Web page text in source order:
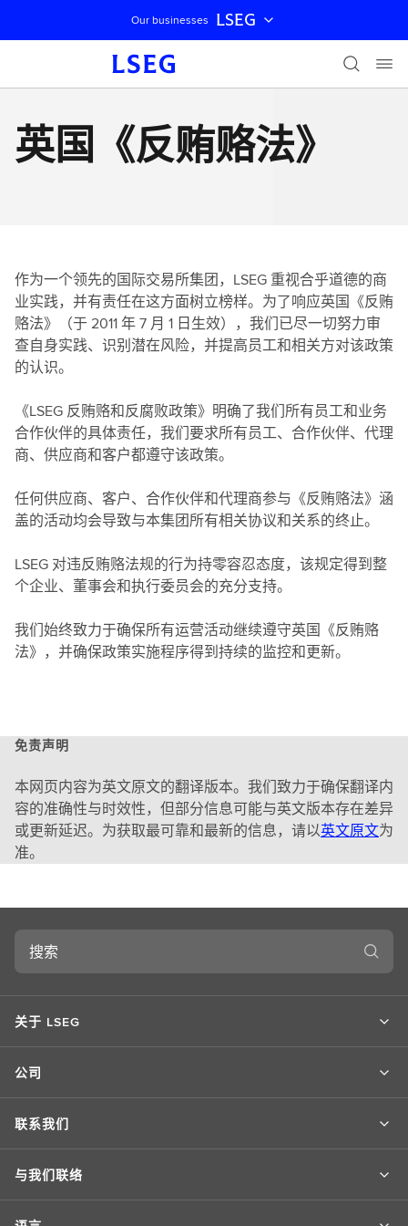
跳过导航
Our businesses LSEG
英国《反贿赂法》
作为一个领先的国际交易所集团，LSEG 重视合乎道德的商
业实践，并有责任在这方面树立榜样。为了响应英国《反贿
赂法》（于 2011 年 7 月 1 日生效），我们已尽一切努力审
查自身实践、识别潜在风险，并提高员工和相关方对该政策
的认识。
《LSEG 反贿赂和反腐败政策》明确了我们所有员工和业务
合作伙伴的具体责任，我们要求所有员工、合作伙伴、代理
商、供应商和客户都遵守该政策。
任何供应商、客户、合作伙伴和代理商参与《反贿赂法》涵
盖的活动均会导致与本集团所有相关协议和关系的终止。
LSEG 对违反贿赂法规的行为持零容忍态度，该规定得到整
个企业、董事会和执行委员会的充分支持。
我们始终致力于确保所有运营活动继续遵守英国《反贿赂
法》，并确保政策实施程序得到持续的监控和更新。
免责声明
本网页内容为英文原文的翻译版本。我们致力于确保翻译内
容的准确性与时效性，但部分信息可能与英文版本存在差异
或更新延迟。为获取最可靠和最新的信息，请以英文原文为
准。
搜
关于 LSEG
公司
联系我们
与我们联络